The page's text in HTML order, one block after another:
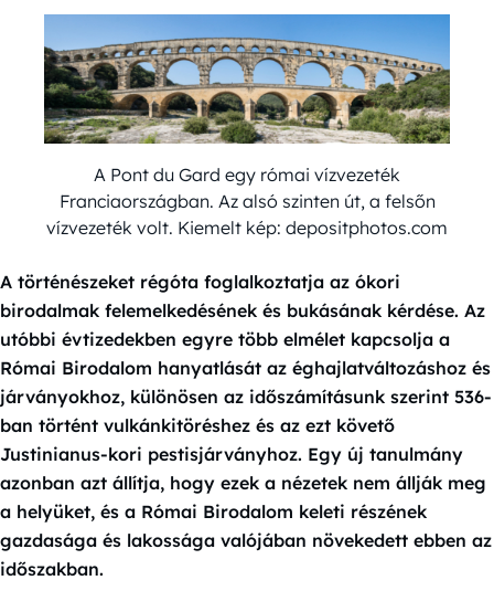
A Pont du Gard egy római vízvezeték
Franciaországban. Az alsó szinten út, a felsőn
vízvezeték volt. Kiemelt kép: depositphotos.com
A történészeket régóta foglalkoztatja az ókori
birodalmak felemelkedésének és bukásának kérdése. Az
utóbbi évtizedekben egyre több elmélet kapcsolja a
Római Birodalom hanyatlását az éghajlatváltozáshoz és
járványokhoz, különösen az időszámításunk szerint 536-
ban történt vulkánkitöréshez és az ezt követő
Justinianus-kori pestisjárványhoz. Egy új tanulmány
azonban azt állítja, hogy ezek a nézetek nem állják meg
a helyüket, és a Római Birodalom keleti részének
gazdasága és lakossága valójában növekedett ebben az
időszakban.